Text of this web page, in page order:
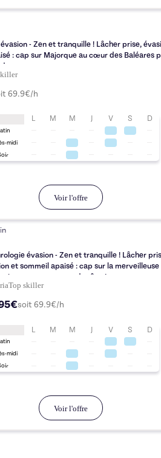
- Zen et tranquille ! Lâcher prise,
: cap sur Majorque au cœur des Baléares
69.9€/h
L M M J V S D
midi
Voir l'offre
évasion - Zen et tranquille ! Lâcher
et sommeil apaisé : cap sur la
pour un voyage de rêve !
Topskiller
soit69.9€/h
L M M J V S D
midi
Voir l'offre